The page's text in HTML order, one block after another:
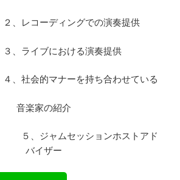
ーディングでの演奏提供
イブにおける演奏提供
ナーを持ち合わせている
音楽家の紹介
セッションホストアド
バイザー